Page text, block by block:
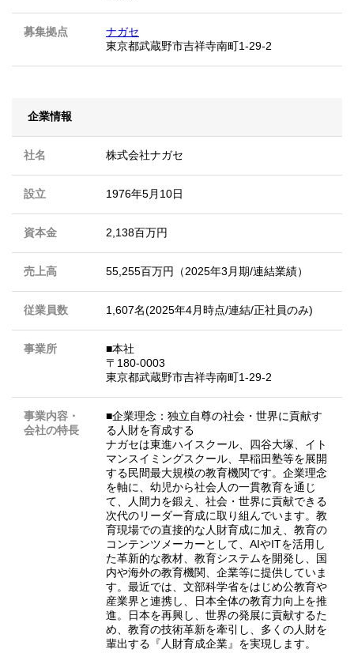
募集拠点
ナガセ
東京都武蔵野市吉祥寺南町1-29-2
企業情報
社名 株式会社ナガセ
設立 1976年5月10日
資本金 2,138百万円
売上高 55,255百万円（2025年3月期/連結業績）
従業員数 1,607名(2025年4月時点/連結/正社員のみ)
事業所
■本社
〒180-0003
東京都武蔵野市吉祥寺南町1-29-2
事業内容・
会社の特長
■企業理念：独立自尊の社会・世界に貢献す
る人財を育成する
ナガセは東進ハイスクール、四谷大塚、イト
マンスイミングスクール、早稲田塾等を展開
する民間最大規模の教育機関です。企業理念
を軸に、幼児から社会人の一貫教育を通じ
て、人間力を鍛え、社会・世界に貢献できる
次代のリーダー育成に取り組んでいます。教
育現場での直接的な人財育成に加え、教育の
コンテンツメーカーとして、AIやITを活用し
た革新的な教材、教育システムを開発し、国
内や海外の教育機関、企業等に提供していま
す。最近では、文部科学省をはじめ公教育や
産業界と連携し、日本全体の教育力向上を推
進。日本を再興し、世界の発展に貢献するた
め、教育の技術革新を牽引し、多くの人財を
輩出する『人財育成企業』を実現します。